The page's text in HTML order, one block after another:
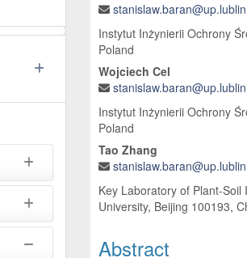
Instytut Inżynierii Ochrony
Poland
Wojciech Cel
Instytut Inżynierii Ochrony
Poland
Tao Zhang
Key Laboratory of Plant-
University, Beijing 100193,
Abstract